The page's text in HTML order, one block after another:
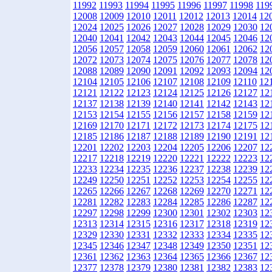
11992 11993 11994 11995 11996 11997 11998
12008 12009 12010 12011 12012 12013 12014
12024 12025 12026 12027 12028 12029 12030
12040 12041 12042 12043 12044 12045 12046
12056 12057 12058 12059 12060 12061 12062
12072 12073 12074 12075 12076 12077 12078
12088 12089 12090 12091 12092 12093 12094
12104 12105 12106 12107 12108 12109 12110
12121 12122 12123 12124 12125 12126 12127
12137 12138 12139 12140 12141 12142 12143
12153 12154 12155 12156 12157 12158 12159
12169 12170 12171 12172 12173 12174 12175
12185 12186 12187 12188 12189 12190 12191
12201 12202 12203 12204 12205 12206 12207
12217 12218 12219 12220 12221 12222 12223
12233 12234 12235 12236 12237 12238 12239
12249 12250 12251 12252 12253 12254 12255
12265 12266 12267 12268 12269 12270 12271
12281 12282 12283 12284 12285 12286 12287
12297 12298 12299 12300 12301 12302 12303
12313 12314 12315 12316 12317 12318 12319
12329 12330 12331 12332 12333 12334 12335
12345 12346 12347 12348 12349 12350 12351
12361 12362 12363 12364 12365 12366 12367
12377 12378 12379 12380 12381 12382 12383